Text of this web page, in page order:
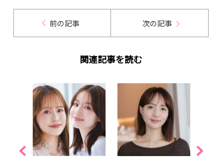
前の記事 次の記事
関連記事を読む